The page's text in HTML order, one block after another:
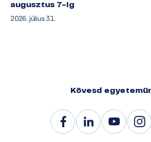
augusztus 7-ig
2026. július 31.
Kövesd